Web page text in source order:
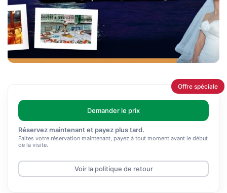
Offre spéciale
Demander le prix
Réservez maintenant et payez plus tard.
Faites votre réservation maintenant, payez à tout moment avant le début
de la visite.
Voir la politique de retour